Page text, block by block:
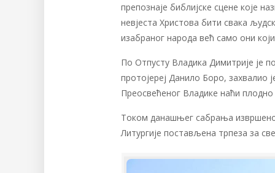
препознаје библијске сцене које
невјеста Христова бити свака
изабраног народа већ само они
По Отпусту Владика Димитрије је
протојереј Данило Боро, захвалио
Преосвећеног Владике наћи плодно
Током данашњег сабрања извршено
Литургије постављена трпеза за